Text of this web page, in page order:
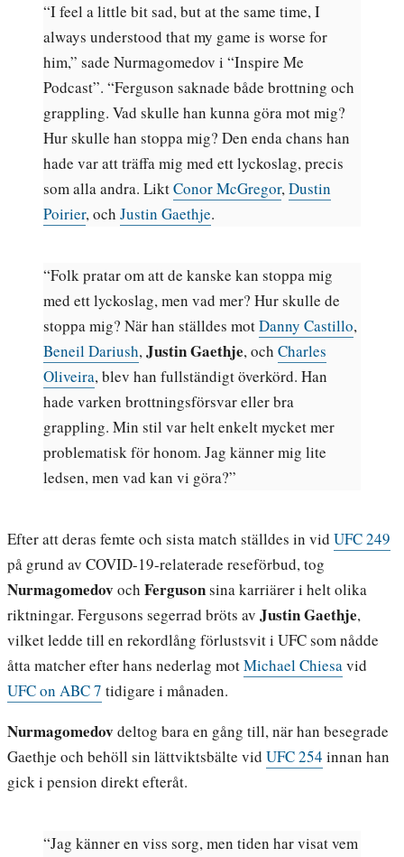
“I feel a little bit sad, but at the same time, I
always understood that my game is worse for
him,” sade Nurmagomedov i “Inspire Me
Podcast”. “Ferguson saknade både brottning och
grappling. Vad skulle han kunna göra mot mig?
Hur skulle han stoppa mig? Den enda chans han
hade var att träffa mig med ett lyckoslag, precis
som alla andra. LiktConor McGregor,Dustin
Poirier, och Justin Gaethje.
“Folk pratar om att de kanske kan stoppa mig
med ett lyckoslag, men vad mer? Hur skulle de
stoppa mig? När han ställdes motDanny Castillo,
Beneil Dariush,Justin Gaethje, och Charles
Oliveira, blev han fullständigt överkörd. Han
hade varken brottningsförsvar eller bra
grappling. Min stil var helt enkelt mycket mer
problematisk för honom. Jag känner mig lite
ledsen, men vad kan vi göra?”
Efter att deras femte och sista match ställdes in vid UFC 249
på grund av COVID-19-relaterade reseförbud, tog
Nurmagomedovoch Fergusonsina karriärer i helt olika
riktningar. Fergusons segerrad bröts av Justin Gaethje,
vilket ledde till en rekordlång förlustsvit i UFC som nådde
åtta matcher efter hans nederlag motMichael Chiesavid
UFC on ABC 7 tidigare i månaden.
Nurmagomedovdeltog bara en gång till, när han besegrade
Gaethje och behöll sin lättviktsbälte vid UFC 254 innan han
gick i pension direkt efteråt.
“Jag känner en viss sorg, men tiden har visat vem